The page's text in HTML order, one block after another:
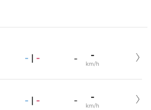
- | - - -
km/h
- | - - -
km/h